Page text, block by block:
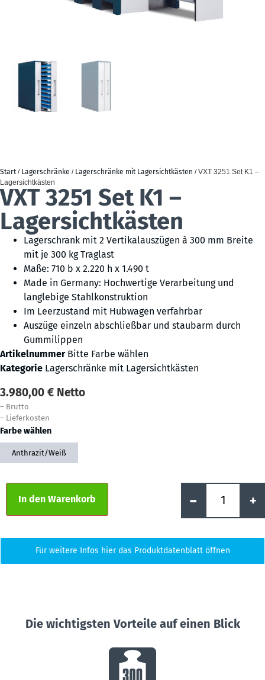
Start/ Lagerschränke / Lagerschränke mit Lagersichtkästen / VXT 3251 Set K1 –
Lagersichtkästen
VXT 3251 Set K1 –
Lagersichtkästen
Lagerschrank mit 2 Vertikalauszügen à 300 mm Breite
mit je 300 kg Traglast
Maße: 710 b x 2.220 h x 1.490 t
Made in Germany: Hochwertige Verarbeitung und
langlebige Stahlkonstruktion
Im Leerzustand mit Hubwagen verfahrbar
Auszüge einzeln abschließbar und staubarm durch
Gummilippen
Artikelnummer Bitte Farbe wählen
Kategorie Lagerschränke mit Lagersichtkästen
3.980,00 € Netto
– Brutto
– Lieferkosten
Farbe wählen
Anthrazit/Weiß
- +
In den Warenkorb
Für weitere Infos hier das Produktdatenblatt öffnen
Die wichtigsten Vorteile auf einen Blick